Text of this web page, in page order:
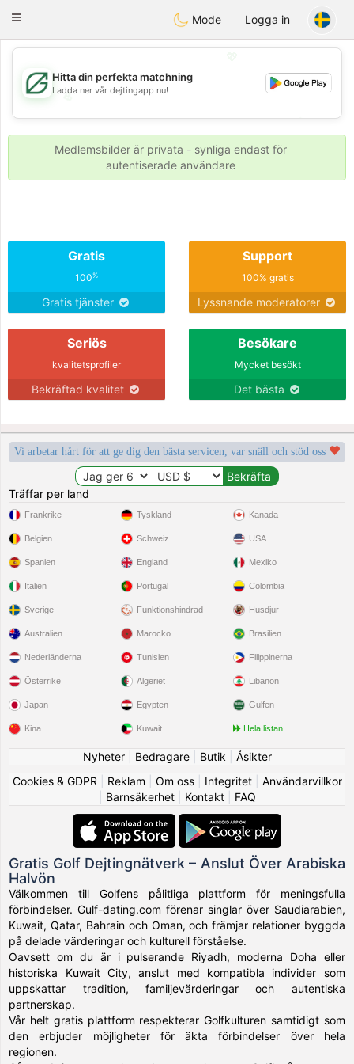
GulfDating
Toggle
Mode Logga in
💖
💕
💕
Hitta din perfekta matchning
Ladda ner vår dejtingapp nu!
Medlemsbilder är privata - synliga endast för
autentiserade användare
Gratis
100%
Gratis tjänster
Support
100% gratis
Lyssnande moderatorer
Seriös
kvalitetsprofiler
Bekräftad kvalitet
Besökare
Mycket besökt
Det bästa
Vi arbetar hårt för att ge dig den bästa servicen, var snäll och stöd oss
Träffar per land
Frankrike
Belgien
Spanien
Italien
Sverige
Tyskland
Schweiz
England
Portugal
Funktionshindrad
Kanada
USA
Mexiko
Colombia
Husdjur
Australien
Nederländerna
Österrike
Japan
Kina
Marocko
Tunisien
Algeriet
Egypten
Kuwait
Brasilien
Filippinerna
Libanon
Gulfen
Hela listan
Nyheter| Bedragare| Butik
Åsikter
Cookies & GDPR
Reklam Om oss| Integritet| Användarvillkor
Barnsäkerhet| Kontakt| FAQ
Gratis Golf Dejtingnätverk – Anslut Över Arabiska
Halvön
Välkommen till Golfens pålitliga plattform för meningsfulla
förbindelser. Gulf-dating.com förenar singlar över Saudiarabien,
Kuwait, Qatar, Bahrain och Oman, och främjar relationer byggda
på delade värderingar och kulturell förståelse.
Oavsett om du är i pulserande Riyadh, moderna Doha eller
historiska Kuwait City, anslut med kompatibla individer som
uppskattar tradition, familjevärderingar och autentiska
partnerskap.
Vår helt gratis plattform respekterar Golfkulturen samtidigt som
den erbjuder möjligheter för äkta förbindelser över hela
regionen.